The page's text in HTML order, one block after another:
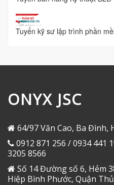
Tuyển kỹ sư lập trình phần
ONYX JSC
64/97 Văn Cao, Ba Đình,
0912 871 256 / 0934 441
3205 8566
Số 14 Đường số 6, Hẻm
Hiệp Bình Phước, Quận